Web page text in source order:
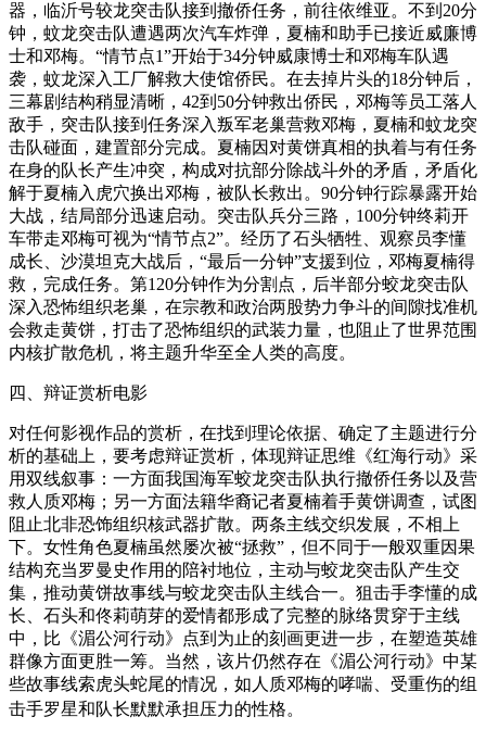
器，临沂号较龙突击队接到撤侨任务，前往依维亚。不到20分
钟，蚊龙突击队遭遇两次汽车炸弹，夏楠和助手已接近威廉博
士和邓梅。“情节点1”开始于34分钟威康博士和邓梅车队遇
袭，蚊龙深入工厂解救大使馆侨民。在去掉片头的18分钟后，
三幕剧结构稍显清晰，42到50分钟救出侨民，邓梅等员工落人
敌手，突击队接到任务深入叛军老巢营救邓梅，夏楠和蚊龙突
击队碰面，建置部分完成。夏楠因对黄饼真相的执着与有任务
在身的队长产生冲突，构成对抗部分除战斗外的矛盾，矛盾化
解于夏楠入虎穴换出邓梅，被队长救出。90分钟行踪暴露开始
大战，结局部分迅速启动。突击队兵分三路，100分钟终莉开
车带走邓梅可视为“情节点2”。经历了石头牺牲、观察员李懂
成长、沙漠坦克大战后，“最后一分钟”支援到位，邓梅夏楠得
救，完成任务。第120分钟作为分割点，后半部分蛟龙突击队
深入恐怖组织老巢，在宗教和政治两股势力争斗的间隙找准机
会救走黄饼，打击了恐怖组织的武装力量，也阻止了世界范围
内核扩散危机，将主题升华至全人类的高度。
四、辩证赏析电影
对任何影视作品的赏析，在找到理论依据、确定了主题进行分
析的基础上，要考虑辩证赏析，体现辩证思维《红海行动》采
用双线叙事：一方面我国海军蛟龙突击队执行撤侨任务以及营
救人质邓梅；另一方面法籍华裔记者夏楠着手黄饼调查，试图
阻止北非恐饰组织核武器扩散。两条主线交织发展，不相上
下。女性角色夏楠虽然屡次被“拯救”，但不同于一般双重因果
结构充当罗曼史作用的陪衬地位，主动与蛟龙突击队产生交
集，推动黄饼故事线与蛟龙突击队主线合一。狙击手李懂的成
长、石头和佟莉萌芽的爱情都形成了完整的脉络贯穿于主线
中，比《湄公河行动》点到为止的刻画更进一步，在塑造英雄
群像方面更胜一筹。当然，该片仍然存在《湄公河行动》中某
些故事线索虎头蛇尾的情况，如人质邓梅的哮喘、受重伤的组
击手罗星和队长默默承担压力的性格。